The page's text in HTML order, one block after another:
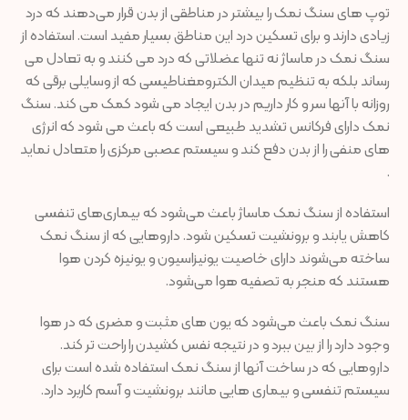
توپ های سنگ نمک را بیشتر در مناطقی از بدن قرار می‌دهند که درد
زیادی دارند و برای تسکین درد این مناطق بسیار مفید است. استفاده از
سنگ نمک در ماساژ نه تنها عضلاتی که درد می کنند و به تعادل می
رساند بلکه به تنظیم میدان الکترومغناطیسی که از وسایلی برقی که
روزانه با آنها سر و کار داریم در بدن ایجاد می شود کمک می کند. سنگ
نمک دارای فرکانس تشدید طبیعی است که باعث می شود که انرژی
های منفی را از بدن دفع کند و سیستم عصبی مرکزی را متعادل نماید
.
استفاده از سنگ نمک ماساژ باعث می‌شود که بیماری‌های تنفسی
کاهش یابند و برونشیت تسکین شود. داروهایی که از سنگ نمک
ساخته می‌شوند دارای خاصیت یونیزاسیون و یونیزه کردن هوا
هستند که منجر به تصفیه هوا می‌شود.
سنگ نمک باعث می‌شود که یون های مثبت و مضری که در هوا
وجود دارد را از بین ببرد و در نتیجه نفس کشیدن را راحت تر کند.
داروهایی که در ساخت آنها از سنگ نمک استفاده شده است برای
سیستم تنفسی و بیماری هایی مانند برونشیت و آسم کاربرد دارد.